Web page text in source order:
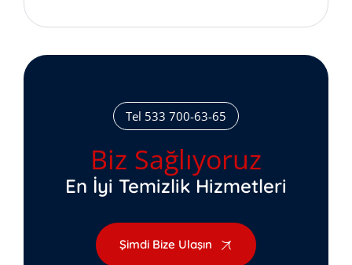
Tel 533 700-63-65
Biz Sağlıyoruz
En İyi Temizlik Hizmetleri
Şimdi Bize Ulaşın